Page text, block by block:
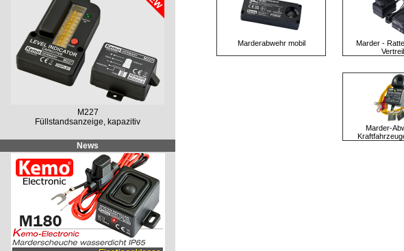
M227
Füllstandsanzeige, kapazitiv
News
Marderabwehr mobil
Marder -
Marder-